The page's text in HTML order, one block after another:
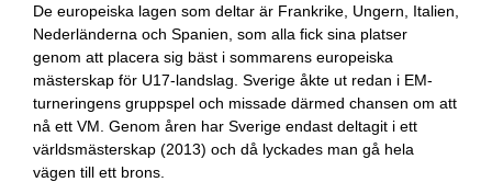
De europeiska lagen som deltar är Frankrike, Ungern, Italien,
Nederländerna och Spanien, som alla fick sina platser
genom att placera sig bäst i sommarens europeiska
mästerskap för U17-landslag. Sverige åkte ut redan i EM-
turneringens gruppspel och missade därmed chansen om att
nå ett VM. Genom åren har Sverige endast deltagit i ett
världsmästerskap (2013) och då lyckades man gå hela
vägen till ett brons.